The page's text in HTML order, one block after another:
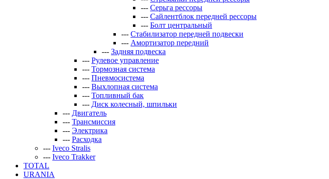
--- Серьга рессоры
--- Сайлентблок передней рессоры
--- Болт центральный
--- Стабилизатор передней подвески
--- Амортизатор передний
--- Задняя подвеска
--- Рулевое управление
--- Тормозная система
--- Пневмосистема
--- Выхлопная система
--- Топливный бак
--- Диск колесный, шпильки
--- Двигатель
--- Трансмиссия
--- Электрика
--- Расходка
--- Iveco Stralis
--- Iveco Trakker
TOTAL
URANIA